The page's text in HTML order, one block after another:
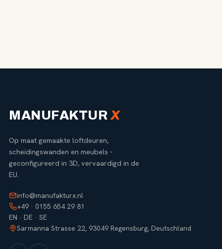
MANUFAKTUR X
Op maat gemaakte loftdeuren,
scheidingswanden en meubels -
geconfigureerd in 3D, vervaardigd in de
EU.
info@manufakturx.nl
+49 · 0155 654 29 81
EN · DE · SE
Sarmanna Strasse 22, 93049 Regensburg, Deutschland